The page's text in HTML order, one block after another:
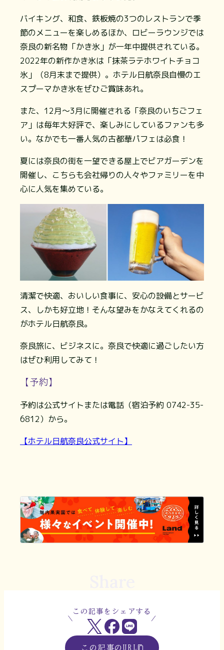
バイキング、和食、鉄板焼の3つのレストランで季
節のメニューを楽しめるほか、ロビーラウンジでは
奈良の新名物「かき氷」が一年中提供されている。
2022年の新作かき氷は「抹茶ラテホワイトチョコ
氷」（8月末まで提供）。ホテル日航奈良自慢のエ
スプーマかき氷をぜひご賞味あれ。
また、12月～3月に開催される「奈良のいちごフェ
ア」は毎年大好評で、楽しみにしているファンも多
い。なかでも一番人気の古都華パフェは必食！
夏には奈良の街を一望できる屋上でビアガーデンを
開催し、こちらも会社帰りの人々やファミリーを中
心に人気を集めている。
清潔で快適、おいしい食事に、安心の設備とサービ
ス、しかも好立地！そんな望みをかなえてくれるの
がホテル日航奈良。
奈良旅に、ビジネスに。奈良で快適に過ごしたい方
はぜひ利用してみて！
【予約】
予約は公式サイトまたは電話（宿泊予約 0742-35-
6812）から。
【ホテル日航奈良公式サイト】
この記事をシェアする
この記事のURL